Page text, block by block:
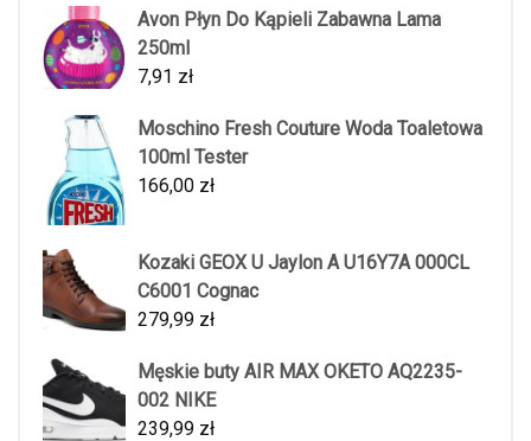
Avon Płyn Do Kąpieli Zabawna Lama
250ml
7,91 zł
Moschino Fresh Couture Woda Toaletowa
100ml Tester
166,00 zł
Kozaki GEOX U Jaylon A U16Y7A 000CL
C6001 Cognac
279,99 zł
Męskie buty AIR MAX OKETO AQ2235-
002 NIKE
239,99 zł